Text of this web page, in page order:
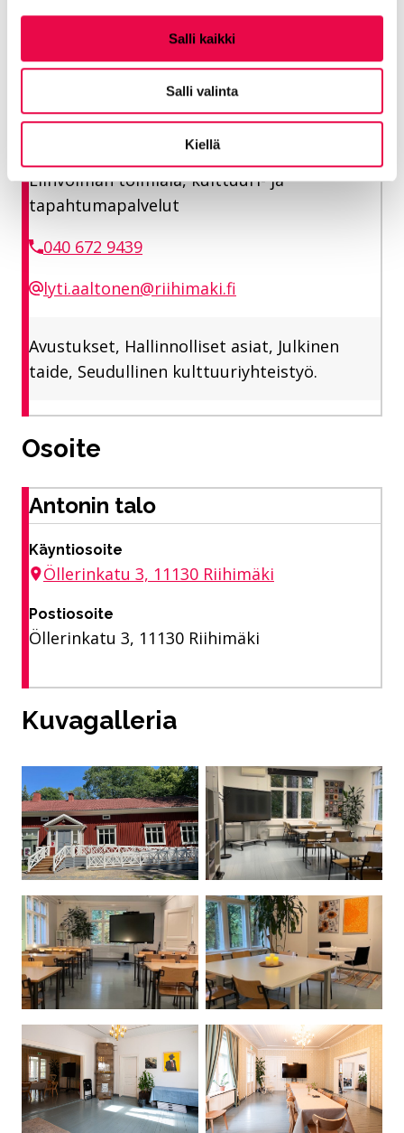
Salli kaikki
Salli valinta
Kiellä
Aaltonen Lyti
Vastaava kulttuurituottaja
Elinvoiman toimiala, kulttuuri- ja
tapahtumapalvelut
040 672 9439
lyti.aaltonen@riihimaki.fi
Avustukset, Hallinnolliset asiat, Julkinen
taide, Seudullinen kulttuuriyhteistyö.
Osoite
Antonin talo
Käyntiosoite
Öllerinkatu 3, 11130 Riihimäki
Postiosoite
Öllerinkatu 3, 11130 Riihimäki
Kuvagalleria